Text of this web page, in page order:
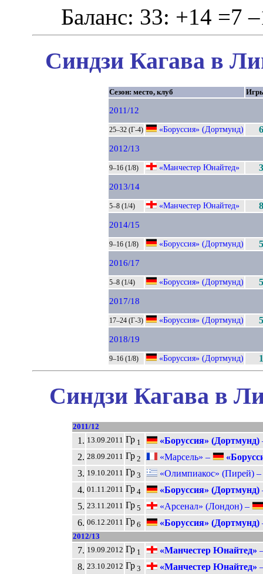
Баланс: 33: +14 =7
Синдзи Кагава в
Сезон: место, клуб
2011/12
25–32 (Г-4) «Боруссия» (Дортмунд) 6
2012/13
9–16 (1/8) «Манчестер Юнайтед» 3
2013/14
5–8 (1/4) «Манчестер Юнайтед» 8
2014/15
9–16 (1/8) «Боруссия» (Дортмунд) 5
2016/17
5–8 (1/4) «Боруссия» (Дортмунд) 5
2017/18
17–24 (Г-3) «Боруссия» (Дортмунд) 5
2018/19
9–16 (1/8) «Боруссия» (Дортмунд) 1
Синдзи Кагава в
2011/12
1. 13.09.2011 Гр1 «Боруссия» (Дортмунд)
2. 28.09.2011 Гр2 «Марсель» –
3. 19.10.2011 Гр3
«Олимпиакос» (Пирей) –
4. 01.11.2011 Гр4 «Боруссия» (Дортмунд)
5. 23.11.2011 Гр5 «Арсенал» (Лондон) –
6. 06.12.2011 Гр6 «Боруссия» (Дортмунд)
2012/13
7. 19.09.2012 Гр1 «Манчестер Юнайтед»
8. 23.10.2012 Гр3 «Манчестер Юнайтед»